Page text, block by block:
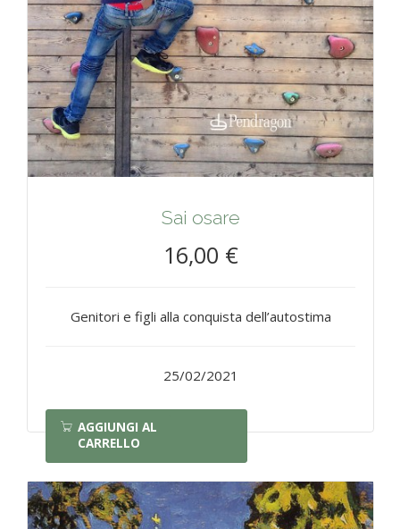
Sai osare
16,00 €
Genitori e figli alla conquista dell’autostima
25/02/2021
AGGIUNGI AL
CARRELLO